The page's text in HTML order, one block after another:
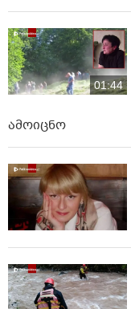
01:44
ამოიცნო